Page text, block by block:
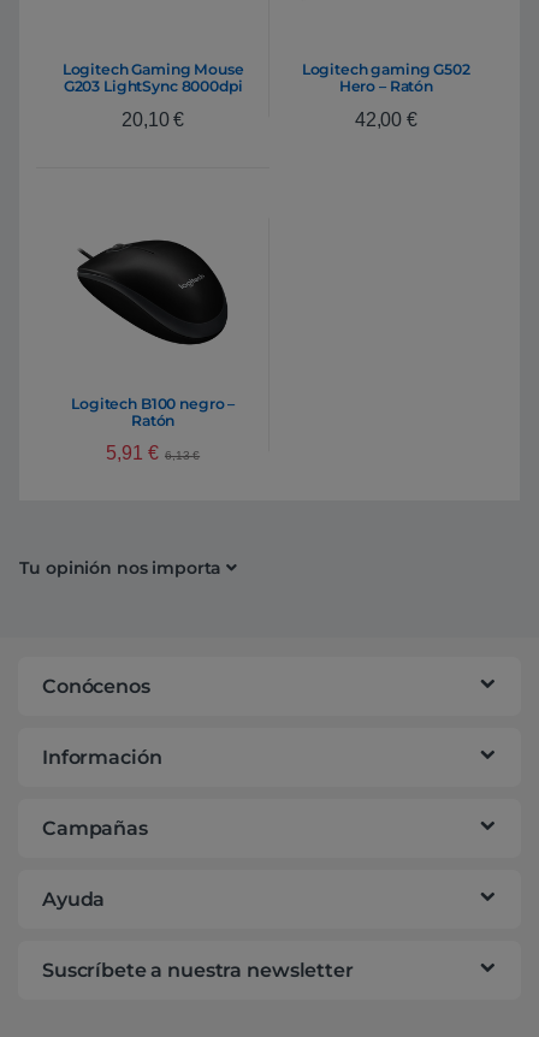
Logitech Gaming Mouse
G203 LightSync 8000dpi
20,10€
Logitech gaming G502
Hero – Ratón
42,00 €
Logitech B100 negro –
Ratón
5,91 € 6,13€
Tu opinión nos importa
Conócenos
Información
Campañas
Ayuda
Suscríbete a nuestra newsletter